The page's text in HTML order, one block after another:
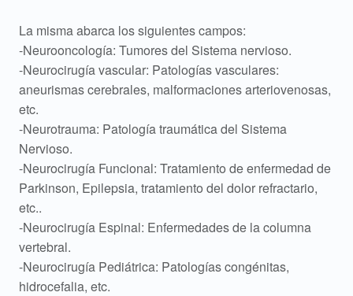
La misma abarca los siguientes campos:
-Neurooncología: Tumores del Sistema nervioso.
-Neurocirugía vascular: Patologías vasculares:
aneurismas cerebrales, malformaciones arteriovenosas,
etc.
-Neurotrauma: Patología traumática del Sistema
Nervioso.
-Neurocirugía Funcional: Tratamiento de enfermedad de
Parkinson, Epilepsia, tratamiento del dolor refractario,
etc..
-Neurocirugía Espinal: Enfermedades de la columna
vertebral.
-Neurocirugía Pediátrica: Patologías congénitas,
hidrocefalia, etc.